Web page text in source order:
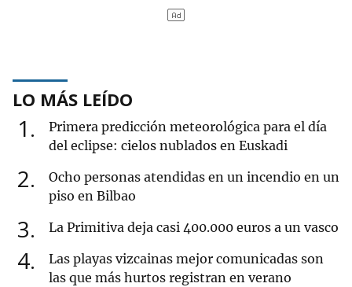
LO MÁS LEÍDO
1
Primera predicción meteorológica para el día
del eclipse: cielos nublados en Euskadi
2
Ocho personas atendidas en un incendio en un
piso en Bilbao
3 La Primitiva deja casi 400.000 euros a un vasco
4
Las playas vizcainas mejor comunicadas son
las que más hurtos registran en verano